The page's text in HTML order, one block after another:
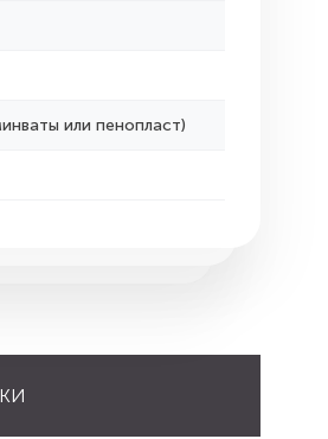
или пенопласт)